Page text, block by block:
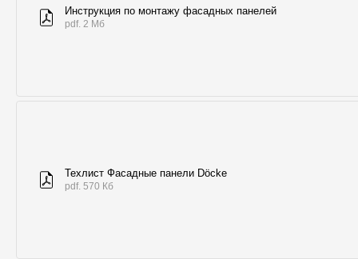
Инструкция по монтажу фасадных панелей
pdf. 2 Мб
Техлист Фасадные панели Döcke
pdf. 570 Кб